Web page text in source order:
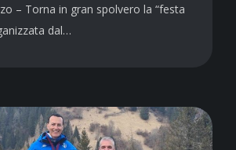
– Torna in gran spolvero la “festa
dal…